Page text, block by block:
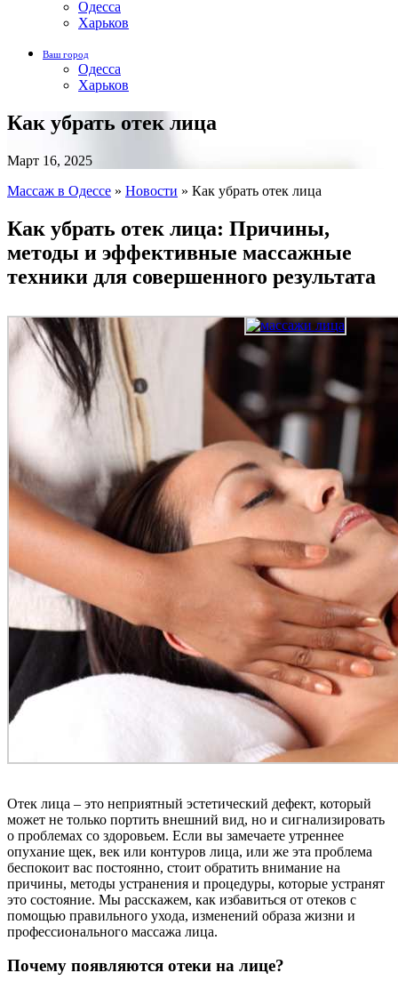
Одесса
Харьков
Ваш город
Одесса
Харьков
Как убрать отек лица
Март 16, 2025
Массаж в Одессе » Новости » Как убрать отек лица
Как убрать отек лица: Причины,
методы и эффективные массажные
техники для совершенного результата
Отек лица – это неприятный эстетический дефект, который
может не только портить внешний вид, но и сигнализировать
о проблемах со здоровьем. Если вы замечаете утреннее
опухание щек, век или контуров лица, или же эта проблема
беспокоит вас постоянно, стоит обратить внимание на
причины, методы устранения и процедуры, которые устранят
это состояние. Мы расскажем, как избавиться от отеков с
помощью правильного ухода, изменений образа жизни и
профессионального массажа лица.
Почему появляются отеки на лице?